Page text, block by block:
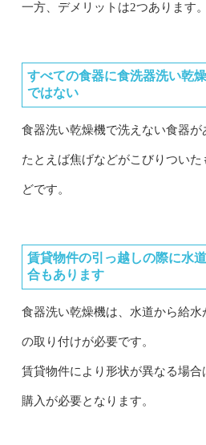
一方、デメリットは2つあります。
すべての食器に食洗器洗い乾
ではない
食器洗い乾燥機で洗えない食器が
たとえば焦げなどがこびりつい
どです。
賃貸物件の引っ越しの際に水
合もあります
食器洗い乾燥機は、水道から給
の取り付けが必要です。
賃貸物件により形状が異なる場
購入が必要となります。